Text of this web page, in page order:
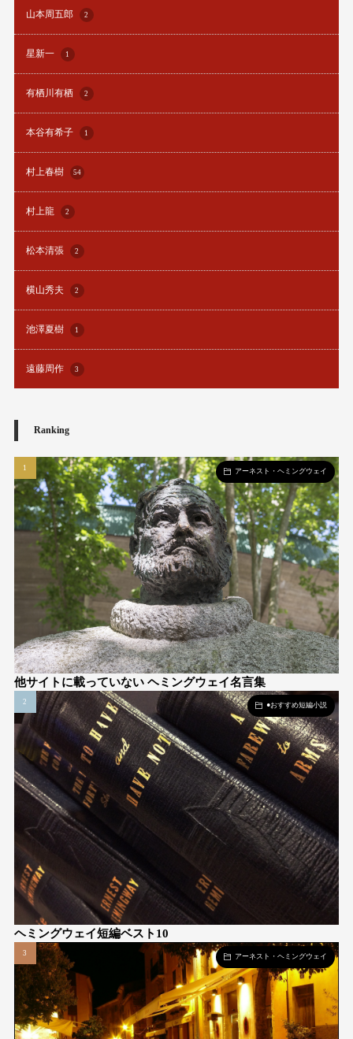
山本周五郎 2
星新一 1
有栖川有栖 2
本谷有希子 1
村上春樹 54
村上龍 2
松本清張 2
横山秀夫 2
池澤夏樹 1
遠藤周作 3
Ranking
アーネスト・ヘミングウェイ
他サイトに載っていない ヘミングウェイ名言集
●おすすめ短編小説
ヘミングウェイ短編ベスト10
アーネスト・ヘミングウェイ